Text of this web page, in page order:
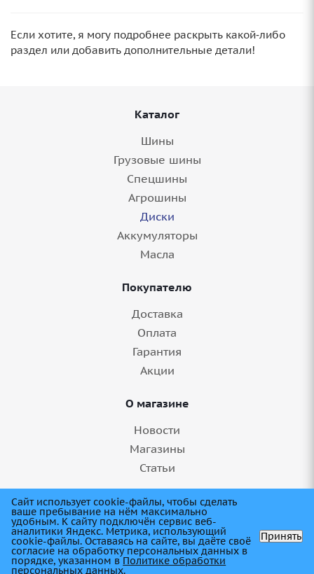
Если хотите, я могу подробнее раскрыть какой‑либо
раздел или добавить дополнительные детали!
Каталог
Шины
Грузовые шины
Спецшины
Агрошины
Диски
Аккумуляторы
Масла
Покупателю
Доставка
Оплата
Гарантия
Акции
О магазине
Новости
Магазины
Статьи
8 (845) 275-99-11
Сайт использует cookie-файлы, чтобы сделать
ваше пребывание на нём максимально
удобным. К cайту подключён сервис веб-
аналитики Яндекс. Метрика, использующий
cookie-файлы. Оставаясь на сайте, вы даёте своё
согласие на обработку персональных данных в
порядке, указанном вПолитике обработки
персональных данных.
Принять